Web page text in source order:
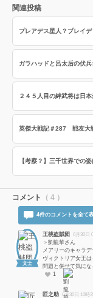
関連投稿
ガラハッドと呂太后の伏
コメント （ 4 ）
4件のコメントを全て
文士
王桃盗賊団 6月30日
＞劉龍華さん
メアリーのキャラ
ヴィクトリア女王
問題と併せて気に
1
匠之助 6月30日 10時